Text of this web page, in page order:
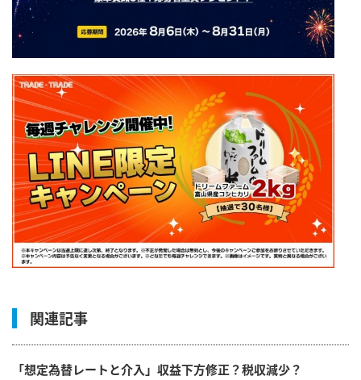
関連記事
「想定為替レートと介入」収益下方修正？税収減少？